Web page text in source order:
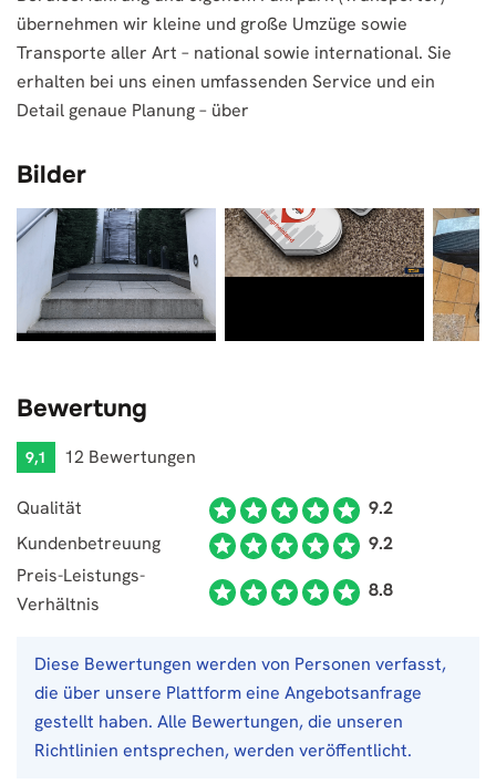
übernehmen wir kleine und große Umzüge sowie
Transporte aller Art – national sowie international. Sie
erhalten bei uns einen umfassenden Service und ein
Detail genaue Planung – über
Bilder
Bewertung
9,1 12 Bewertungen
Qualität
9.2
Kundenbetreuung
9.2
Preis-Leistungs-
Verhältnis
8.8
Diese Bewertungen werden von Personen verfasst,
die über unsere Plattform eine Angebotsanfrage
gestellt haben. Alle Bewertungen, die unseren
Richtlinien entsprechen, werden veröffentlicht.